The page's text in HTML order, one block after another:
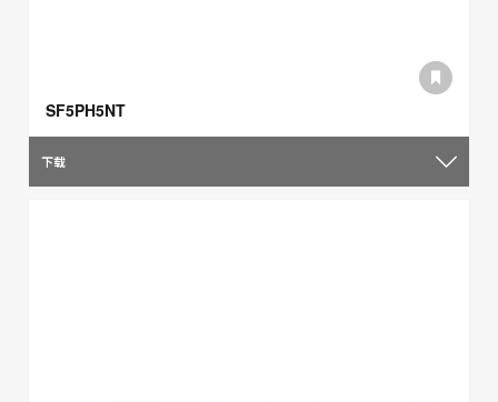
SF5PH5NT
下载